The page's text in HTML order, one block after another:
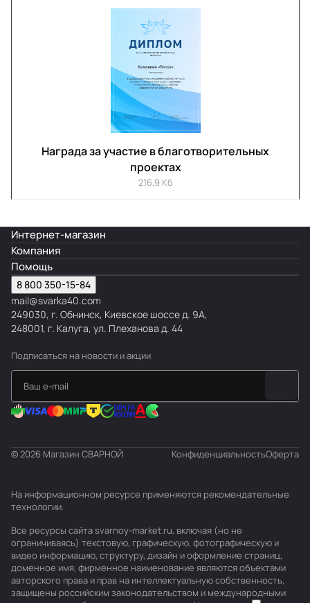
Награда за участие в благотворительных
проектах
216,9 Кб
Интернет-магазин
Компания
Помощь
8 800 350-15-84
mail@svarka40.com
249030, г. Обнинск, Киевское шоссе д. 9А,
248001, г. Калуга, ул. Плеханова д. 44
Подписаться на новости и акции
© 2026 Магазин СВАРНОЙ КонфиденциальностьОферта
На информационном ресурсе применяются рекомендательные
технологии.
Все ресурсы сайта svarnoy-market.ru, включая (но не
ограничиваясь) текстовую, графическую, фотографическую и
видео информацию, структуру, дизайн и оформление страниц,
доменное имя, фирменное наименование являются объектами
авторского права и прав на интеллектуальную собственность,
защищены российским законодательством и международными